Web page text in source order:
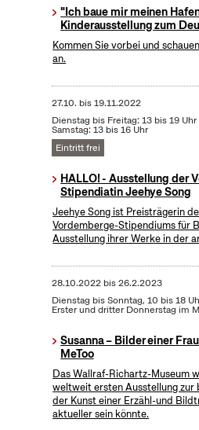
"Ich baue mir meinen
Kinderausstellung zum
Kommen Sie vorbei und
an.
27.10. bis19.11.2022
Dienstag bis Freitag: 13 bis 19 Uhr
Samstag: 13 bis 16 Uhr
Eintritt frei
HALLO! - Ausstellung der
Stipendiatin Jeehye Song
Jeehye Song ist Preisträgerin
Vordemberge-Stipendiums für
Ausstellung ihrer Werke in der
28.10.2022bis26.2.2023
Dienstag bis Sonntag, 10 bis 18
Erster und dritter Donnerstag im
Susanna – Bilder einer
MeToo
Das Wallraf-Richartz-Museum
weltweit ersten Ausstellung zur
der Kunst einer Erzähl-und
aktueller sein könnte.